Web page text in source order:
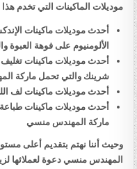
موديلات الماكينات التي تخدم
أحدث موديلات ماكينات
الألومنيوم على فوهة
أحدث موديلات ماكينات
شرينك والتي تحمل ماركة
أحدث موديلات ماكينات لف
أحدث موديلات ماكينات طباعة
ماركة المهندس منسي
وحيث أننا نهتم بتقديم أعلى
المهندس منسي دعوة لعملائها